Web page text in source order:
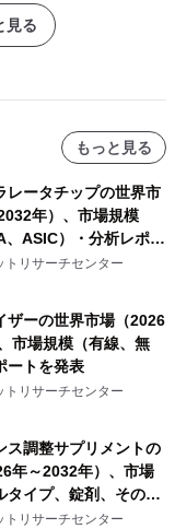
見る
もっと見る
レータチップの世界市
年）、市場規模
、ASIC）・分析レポー
トリサーチセンター
ザーの世界市場（2026
市場規模（有線、無
ートを発表
トリサーチセンター
ス調整サプリメントの
年～2032年）、市場
タイプ、錠剤、その
ートを発表
トリサーチセンター